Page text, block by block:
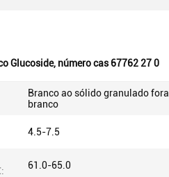
Glucoside, número cas 67762 27 0
Branco ao sólido granulado fora
branco
4.5-7.5
61.0-65.0